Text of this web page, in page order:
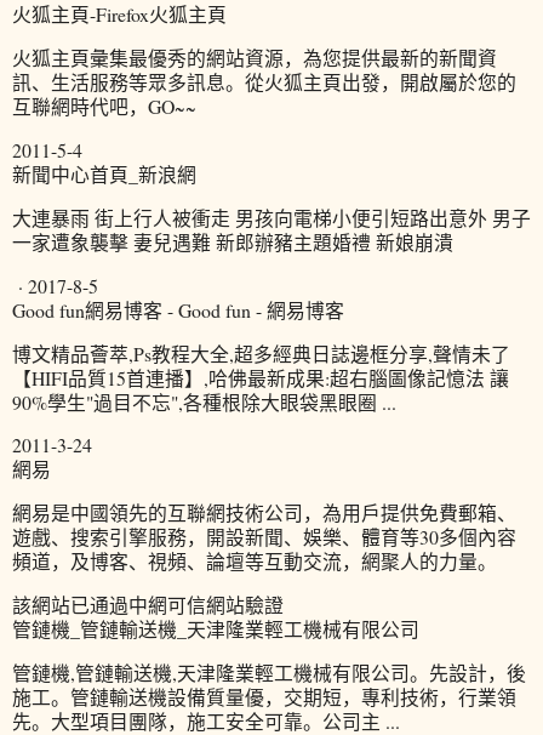
火狐主頁-Firefox火狐主頁
火狐主頁彙集最優秀的網站資源，為您提供最新的新聞資
訊、生活服務等眾多訊息。從火狐主頁出發，開啟屬於您的
互聯網時代吧，GO~~
2011-5-4
新聞中心首頁_新浪網
大連暴雨 街上行人被衝走 男孩向電梯小便引短路出意外 男子
一家遭象襲擊 妻兒遇難 新郎辦豬主題婚禮 新娘崩潰
· 2017-8-5
Good fun網易博客 - Good fun - 網易博客
博文精品薈萃,Ps教程大全,超多經典日誌邊框分享,聲情未了
【HIFI品質15首連播】,哈佛最新成果:超右腦圖像記憶法 讓
90%學生"過目不忘",各種根除大眼袋黑眼圈 ...
2011-3-24
網易
網易是中國領先的互聯網技術公司，為用戶提供免費郵箱、
遊戲、搜索引擎服務，開設新聞、娛樂、體育等30多個內容
頻道，及博客、視頻、論壇等互動交流，網聚人的力量。
該網站已通過中網可信網站驗證
管鏈機_管鏈輸送機_天津隆業輕工機械有限公司
管鏈機,管鏈輸送機,天津隆業輕工機械有限公司。先設計，後
施工。管鏈輸送機設備質量優，交期短，專利技術，行業領
先。大型項目團隊，施工安全可靠。公司主 ...